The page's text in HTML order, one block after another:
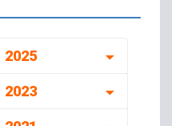
2025
2023